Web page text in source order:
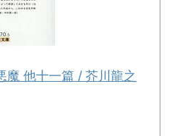
魔 他十一篇 / 芥川龍之